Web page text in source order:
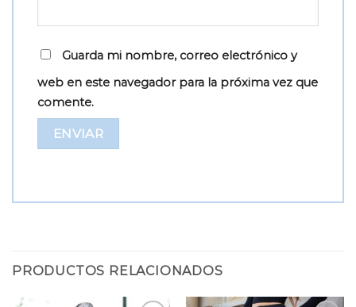
Guarda mi nombre, correo electrónico y
web en este navegador para la próxima vez que
comente.
PRODUCTOS RELACIONADOS